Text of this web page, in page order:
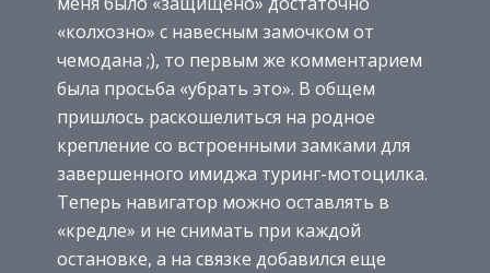
«колхозно» с навесным замочком от
чемодана ;), то первым же комментарием
была просьба «убрать это». В общем
пришлось раскошелиться на родное
крепление со встроенными замками для
завершенного имиджа туринг-мотоцилка.
Теперь навигатор можно оставлять в
«кредле» и не снимать при каждой
остановке, а на связке добавился еще